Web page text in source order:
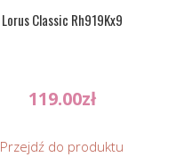
Lorus Classic Rh919Kx9
119.00zł
Przejdź do produktu